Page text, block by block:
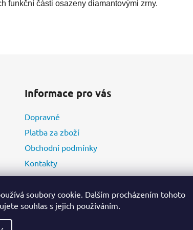
soubory cookie. Dalším procházením tohoto
souhlas s jejich používáním.
funkční části osazeny diamantovými zrny.
Informace pro vás
Dopravné
Platba za zboží
Obchodní podmínky
Kontakty